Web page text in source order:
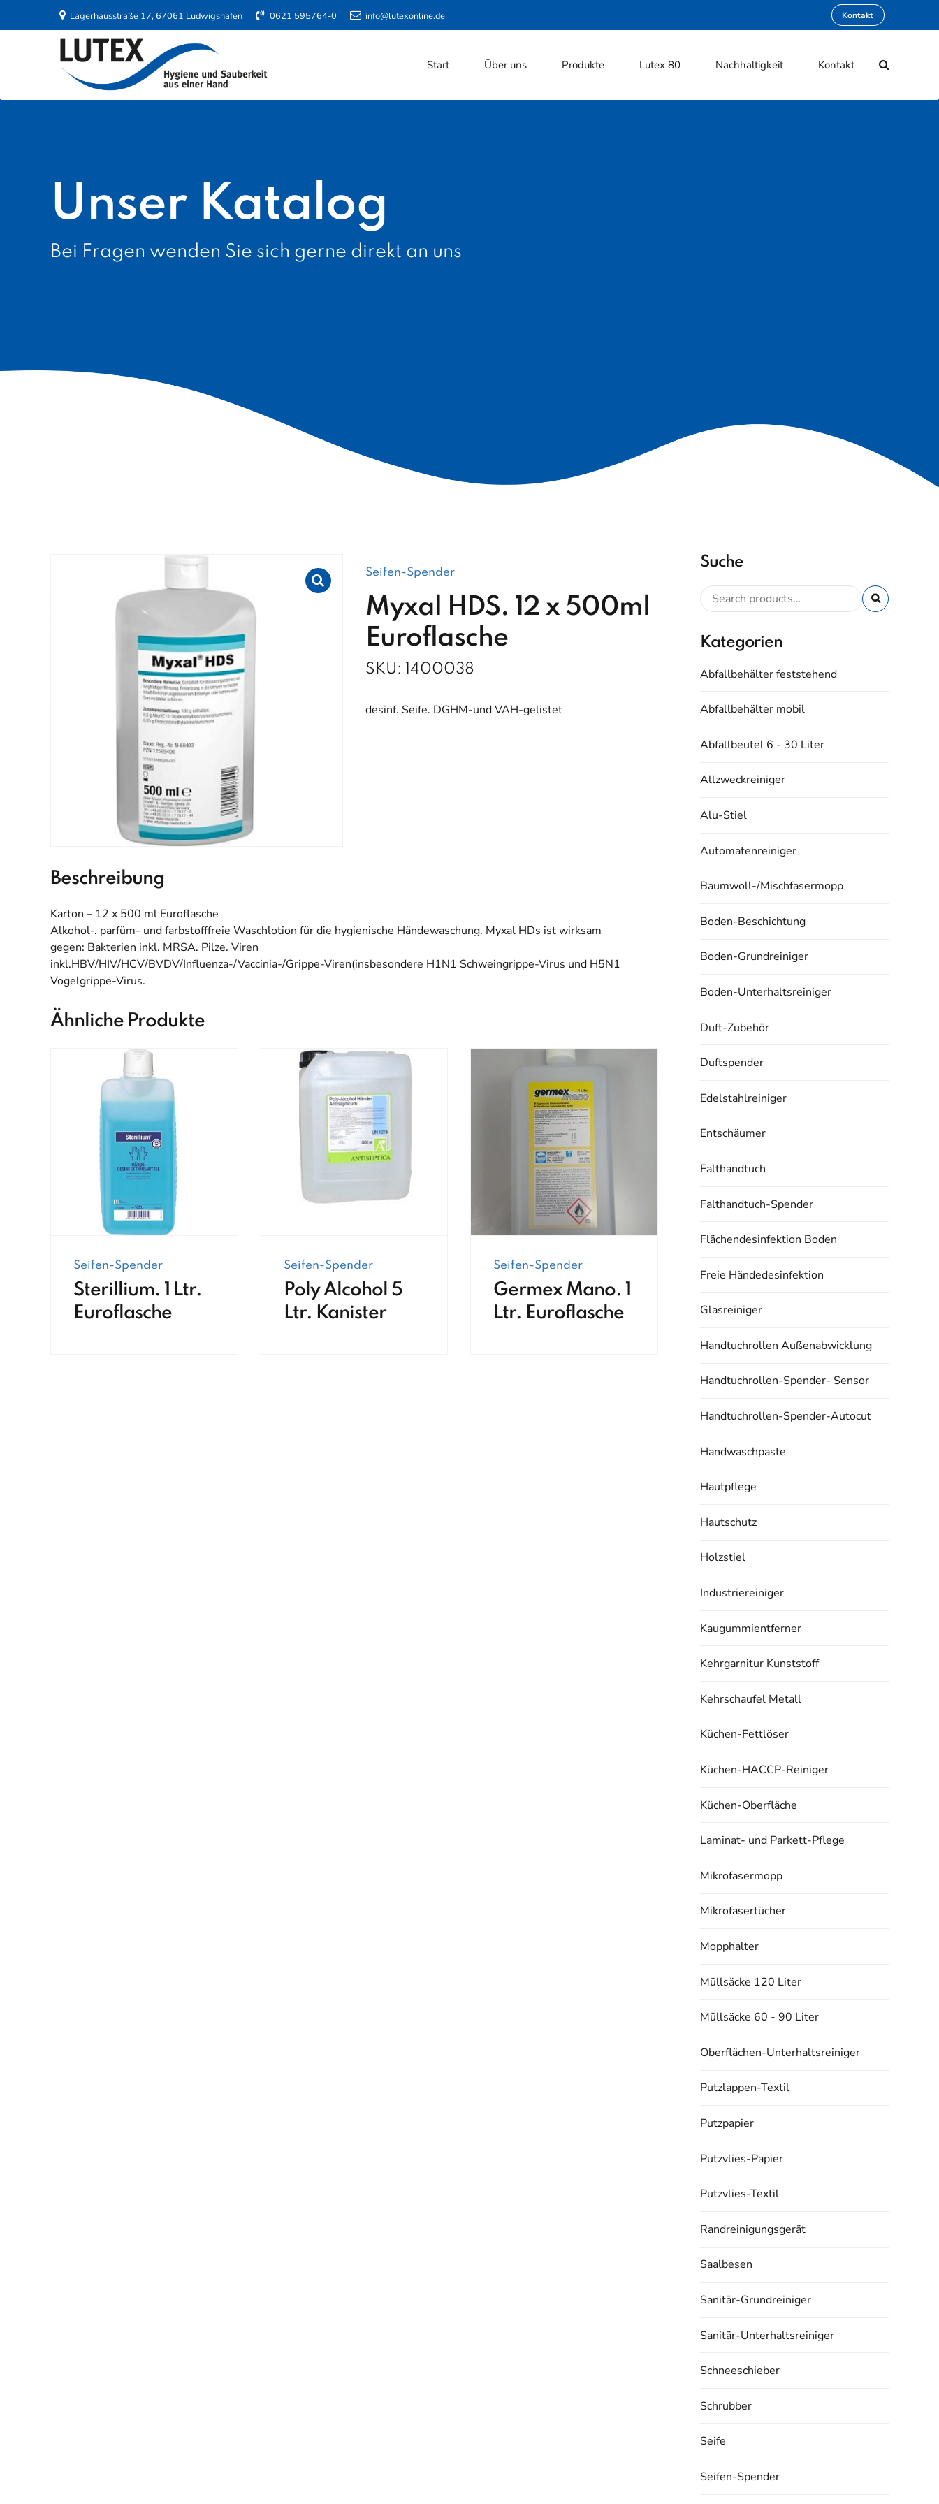
Lagerhausstraße 17, 67061 Ludwigshafen 0621 595764-0 info@lutexonline.de Kontakt
Start Über uns Produkte Lutex 80 Nachhaltigkeit Kontakt
Unser Katalog
Bei Fragen wenden Sie sich gerne direkt an uns
Seifen-Spender
Myxal HDS. 12 x 500ml
Euroflasche
SKU: 1400038
desinf. Seife. DGHM-und VAH-gelistet
Beschreibung
Karton – 12 x 500 ml Euroflasche
Alkohol-. parfüm- und farbstofffreie Waschlotion für die hygienische Händewaschung. Myxal HDs ist wirksam
gegen: Bakterien inkl. MRSA. Pilze. Viren
inkl.HBV/HIV/HCV/BVDV/Influenza-/Vaccinia-/Grippe-Viren(insbesondere H1N1 Schweingrippe-Virus und H5N1
Vogelgrippe-Virus.
Ähnliche Produkte
Seifen-Spender
Sterillium. 1 Ltr.
Euroflasche
Seifen-Spender
Poly Alcohol 5
Ltr. Kanister
Seifen-Spender
Germex Mano. 1
Ltr. Euroflasche
Suche
Kategorien
Abfallbehälter feststehend
Abfallbehälter mobil
Abfallbeutel 6 - 30 Liter
Allzweckreiniger
Alu-Stiel
Automatenreiniger
Baumwoll-/Mischfasermopp
Boden-Beschichtung
Boden-Grundreiniger
Boden-Unterhaltsreiniger
Duft-Zubehör
Duftspender
Edelstahlreiniger
Entschäumer
Falthandtuch
Falthandtuch-Spender
Flächendesinfektion Boden
Freie Händedesinfektion
Glasreiniger
Handtuchrollen Außenabwicklung
Handtuchrollen-Spender- Sensor
Handtuchrollen-Spender-Autocut
Handwaschpaste
Hautpflege
Hautschutz
Holzstiel
Industriereiniger
Kaugummientferner
Kehrgarnitur Kunststoff
Kehrschaufel Metall
Küchen-Fettlöser
Küchen-HACCP-Reiniger
Küchen-Oberfläche
Laminat- und Parkett-Pflege
Mikrofasermopp
Mikrofasertücher
Mopphalter
Müllsäcke 120 Liter
Müllsäcke 60 - 90 Liter
Oberflächen-Unterhaltsreiniger
Putzlappen-Textil
Putzpapier
Putzvlies-Papier
Putzvlies-Textil
Randreinigungsgerät
Saalbesen
Sanitär-Grundreiniger
Sanitär-Unterhaltsreiniger
Schneeschieber
Schrubber
Seife
Seifen-Spender